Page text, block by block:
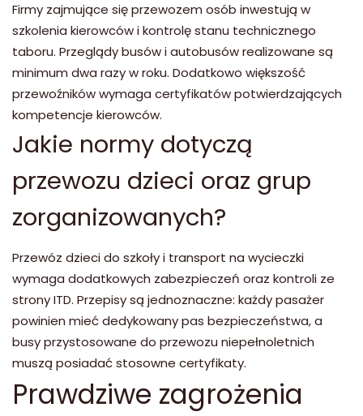
Firmy zajmujące się przewozem osób inwestują w
szkolenia kierowców i kontrolę stanu technicznego
taboru. Przeglądy busów i autobusów realizowane są
minimum dwa razy w roku. Dodatkowo większość
przewoźników wymaga certyfikatów potwierdzających
kompetencje kierowców.
Jakie normy dotyczą
przewozu dzieci oraz grup
zorganizowanych?
Przewóz dzieci do szkoły i transport na wycieczki
wymaga dodatkowych zabezpieczeń oraz kontroli ze
strony ITD. Przepisy są jednoznaczne: każdy pasażer
powinien mieć dedykowany pas bezpieczeństwa, a
busy przystosowane do przewozu niepełnoletnich
muszą posiadać stosowne certyfikaty.
Prawdziwe zagrożenia